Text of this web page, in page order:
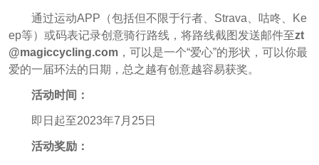
通过运动APP（包括但不限于行者、Strava、咕咚、Ke
ep等）或码表记录创意骑行路线，将路线截图发送邮件至zt
@magiccycling.com，可以是一个“爱心”的形状，可以你最
爱的一届环法的日期，总之越有创意越容易获奖。
活动时间：
即日起至2023年7月25日
活动奖励：